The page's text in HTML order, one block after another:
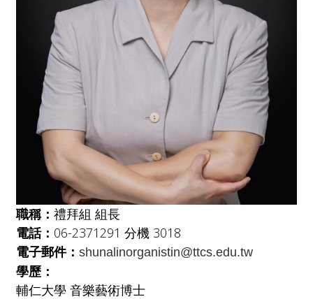
職稱： 禮拜組 組長
電話： 06-2371291 分機 3018
電子郵件： shunalinorganistin@ttcs.edu.tw
學歷：
輔仁大學 音樂藝術博士